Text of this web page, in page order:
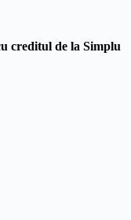
creditul de la Simplu